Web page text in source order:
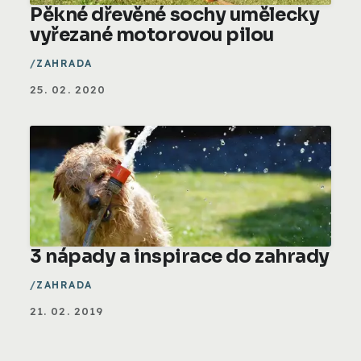
Pěkné dřevěné sochy umělecky
vyřezané motorovou pilou
ZAHRADA
25. 02. 2020
3 nápady a inspirace do zahrady
ZAHRADA
21. 02. 2019